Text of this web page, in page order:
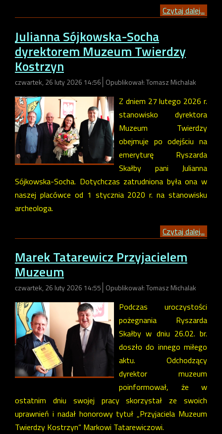
Czytaj dalej...
Julianna Sójkowska-Socha
dyrektorem Muzeum Twierdzy
Kostrzyn
czwartek, 26 luty 2026 14:56 Opublikował: Tomasz Michalak
Z dniem 27 lutego 2026 r.
stanowisko dyrektora
Muzeum Twierdzy
obejmuje po odejściu na
emeryturę Ryszarda
Skałby pani Julianna
Sójkowska-Socha. Dotychczas zatrudniona była ona w
naszej placówce od 1 stycznia 2020 r. na stanowisku
archeologa.
Czytaj dalej...
Marek Tatarewicz Przyjacielem
Muzeum
czwartek, 26 luty 2026 14:55 Opublikował: Tomasz Michalak
Podczas uroczystości
pożegnania Ryszarda
Skałby w dniu 26.02. br.
doszło do innego miłego
aktu. Odchodzący
dyrektor muzeum
poinformował, że w
ostatnim dniu swojej pracy skorzystał ze swoich
uprawnień i nadał honorowy tytuł „Przyjaciela Muzeum
Twierdzy Kostrzyn” Markowi Tatarewiczowi.